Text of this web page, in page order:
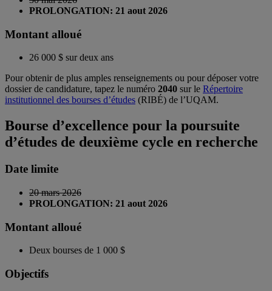
PROLONGATION: 21 aout 2026
Montant alloué
26 000 $ sur deux ans
Pour obtenir de plus amples renseignements ou pour déposer votre
dossier de candidature, tapez le numéro 2040 sur le Répertoire
institutionnel des bourses d’études (RIBÉ) de l’UQAM.
Bourse d’excellence pour la poursuite
d’études de deuxième cycle en recherche
Date limite
20 mars 2026
PROLONGATION: 21 aout 2026
Montant alloué
Deux bourses de 1 000 $
Objectifs